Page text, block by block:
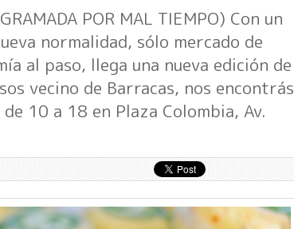
POR MAL TIEMPO) Con un
normalidad, sólo mercado de
al paso, llega una nueva edición de
vecino de Barracas, nos encontrás
10 a 18 en Plaza Colombia, Av.